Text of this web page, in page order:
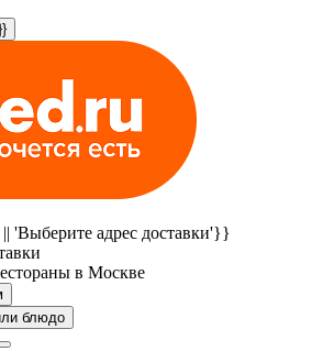
'Выберите адрес доставки'}}
в Москве
блюдо